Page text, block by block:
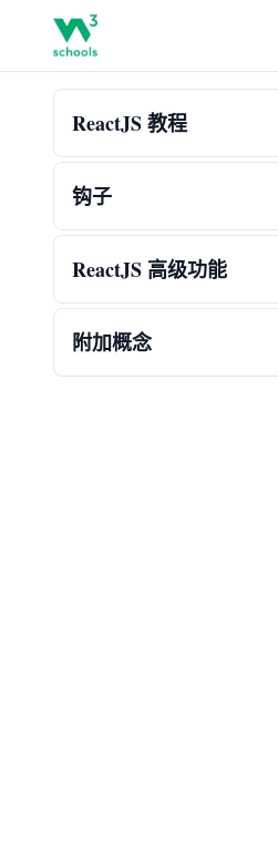
ReactJS 教程
钩子
ReactJS 高级功能
附加概念